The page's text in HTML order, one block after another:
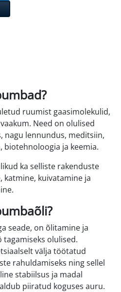
ruumist gaasimolekulid,
Need on olulised
nagu lennundus, meditsiin,
biotehnoloogia ja keemia.
ka selliste rakenduste
katmine, kuivatamine ja
seade, on õlitamine ja
olulised.
välja töötatud
rahuldamiseks ning sellel
stabiilsus ja madal
piiratud koguses auru.